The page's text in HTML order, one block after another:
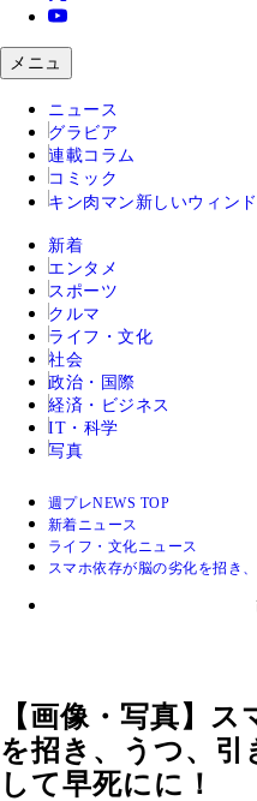
メニュ
ニュース
グラビア
連載コラム
コミック
キン肉マン 新しいウィン
新着
エンタメ
スポーツ
クルマ
ライフ・文化
社会
政治・国際
経済・ビジネス
IT・科学
写真
週プレNEWS TOP
新着ニュース
ライフ・文化ニュース
スマホ依存が脳の劣化を招き
【画像・写真】
を招き、うつ、
して早死にに！